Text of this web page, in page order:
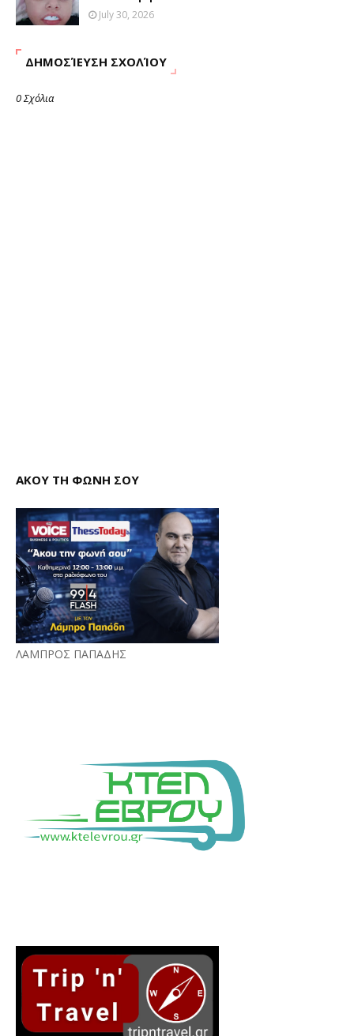
July 30, 2026
ΔΗΜΟΣΊΕΥΣΗ ΣΧΟΛΊΟΥ
0 Σχόλια
ΑΚΟΥ ΤΗ ΦΩΝΗ ΣΟΥ
ΛΑΜΠΡΟΣ ΠΑΠΑΔΗΣ